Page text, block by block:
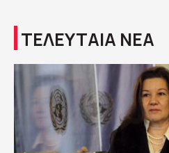
ΤΕΛΕΥΤΑΙΑ ΝΕΑ